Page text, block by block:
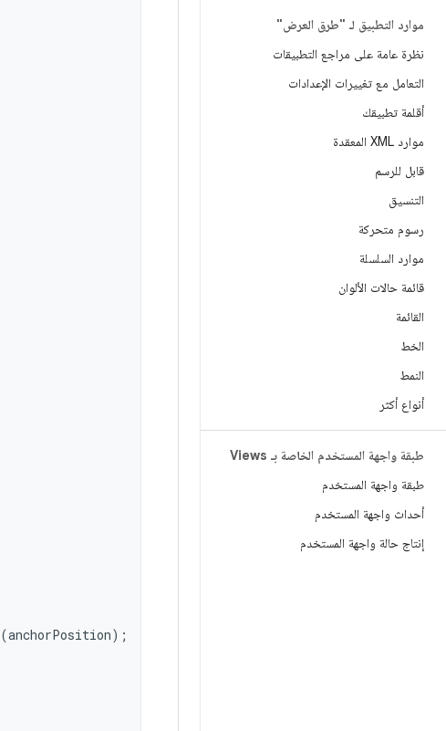
موارد التطبيق لـ "طرق العرض"
نظرة عامة على مراجع التطبيقات
التعامل مع تغييرات الإعدادات
أقلمة تطبيقك
موارد XML المعقدة
قابل للرسم
التنسيق
رسوم متحركة
موارد السلسلة
قائمة حالات الألوان
القائمة
الخط
النمط
أنواع أكثر
طبقة واجهة المستخدم الخاصة بـ Views
طبقة واجهة المستخدم
أحداث واجهة المستخدم
إنتاج حالة واجهة المستخدم
(anchorPosition);